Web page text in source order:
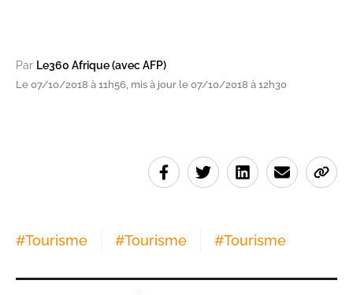
Par Le360 Afrique (avec AFP)
Le 07/10/2018 à 11h56, mis à jour le 07/10/2018 à 12h30
#Tourisme #Tourisme #Tourisme